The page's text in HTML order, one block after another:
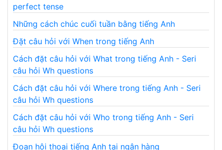
perfect tense
Những cách chúc cuối tuần bằng tiếng Anh
Đặt câu hỏi với When trong tiếng Anh
Cách đặt câu hỏi với What trong tiếng Anh - Seri
câu hỏi Wh questions
Cách đặt câu hỏi với Where trong tiếng Anh - Seri
câu hỏi Wh questions
Cách đặt câu hỏi với Who trong tiếng Anh - Seri
câu hỏi Wh questions
Đoạn hội thoại tiếng Anh tại ngân hàng